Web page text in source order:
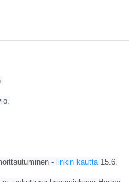
- linkin kautta 15.6.